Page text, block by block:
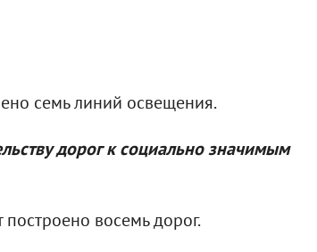
семь линий освещения.
дорог к социально значимым
восемь дорог.